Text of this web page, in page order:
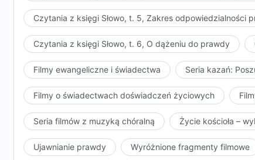
Ducha. Trzy etapy Bożego dzieła zostaną
wcielonego. Najważniejsze i najistotniejsze dzieło
człowieka musi być dokonane osobiście przez
nie ma związku z człowiekiem, w rzeczywistości
Czytania z księgi Słowo, t. 5, Zakres odpowiedzialności
Czytania z księgi Słowo, t. 6, O dążeniu do prawdy
Filmy ewangeliczne i świadectwa Seria kazań:
Filmy o świadectwach doświadczeń życiowych
Seria filmów z muzyką chóralną Życie kościoła –
Ujawnianie prawdy Wyróżnione fragmenty filmowe